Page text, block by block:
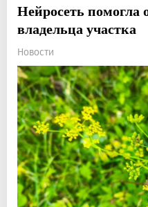
Нейросеть помогла
владельца участка
Новости